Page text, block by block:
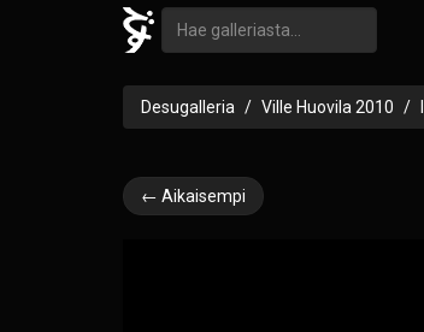
Desugalleria Ville Huovila 2010
← Aikaisempi